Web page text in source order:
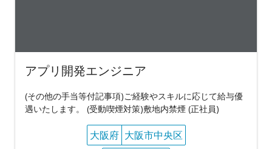
アプリ開発エンジニア
(その他の手当等付記事項)ご経験やスキルに応じて給与優
遇いたします。 (受動喫煙対策)敷地内禁煙 (正社員)
大阪府 大阪市中央区